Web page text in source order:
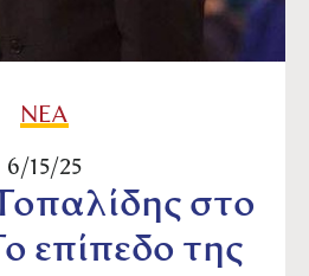
ΝΕΑ
6/15/25
στο
επίπεδο της